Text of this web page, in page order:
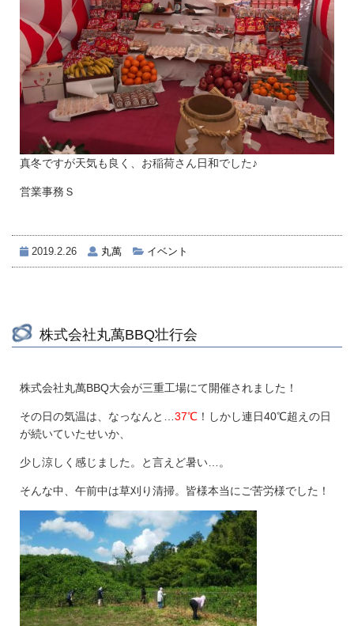
真冬ですが天気も良く、お稲荷さん日和でした♪
営業事務Ｓ
2019.2.26 丸萬 イベント
株式会社丸萬BBQ壮行会
株式会社丸萬BBQ大会が三重工場にて開催されました！
その日の気温は、なっなんと… 37℃ ！しかし連日40℃超えの日
が続いていたせいか、
少し涼しく感じました。と言えど暑い…。
そんな中、午前中は草刈り清掃。皆様本当にご苦労様でした！